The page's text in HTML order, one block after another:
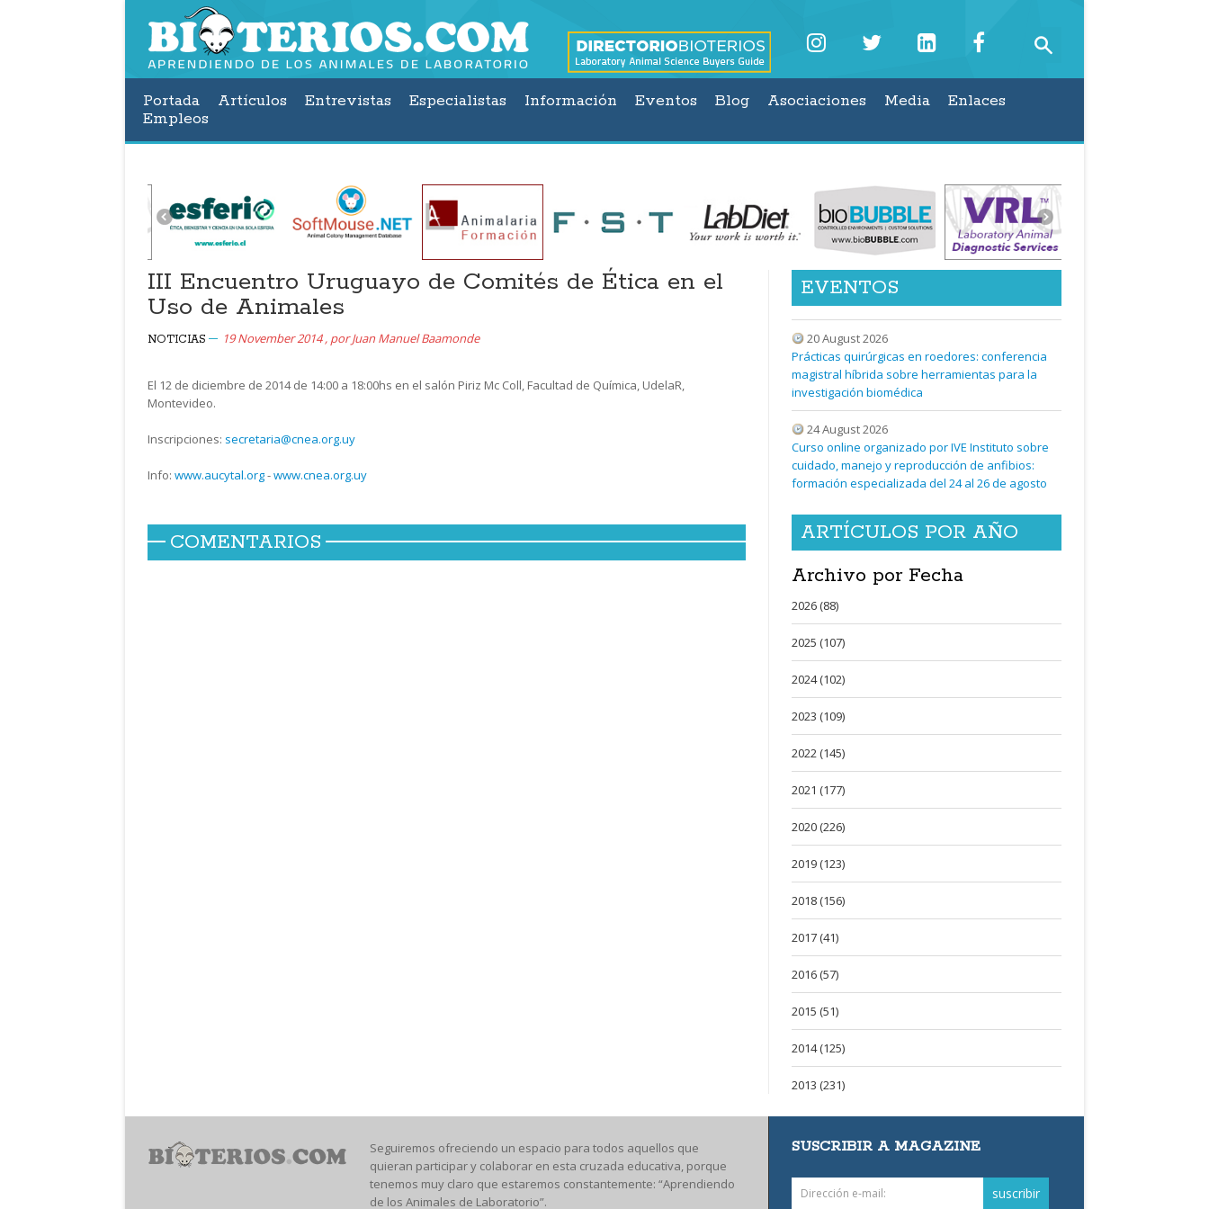
Portada Artículos Entrevistas Especialistas Información Eventos Blog Asociaciones Media
Enlaces
Empleos
III Encuentro Uruguayo de Comités de Ética en el
Uso de Animales
NOTICIAS 19 November 2014 , porJuan Manuel Baamonde
El 12 de diciembre de 2014 de 14:00 a 18:00hs en el salón Piriz Mc Coll, Facultad de Química, UdelaR,
Montevideo.
Inscripciones: secretaria@cnea.org.uy
Info: www.aucytal.org-www.cnea.org.uy
COMENTARIOS
EVENTOS
20 August 2026
Prácticas quirúrgicas en roedores: conferencia
magistral híbrida sobre herramientas para la
investigación biomédica
24 August 2026
Curso online organizado por IVE Instituto sobre
cuidado, manejo y reproducción de anfibios:
formación especializada del 24 al 26 de agosto
ARTÍCULOS POR AÑO
Archivo por Fecha
2026 (88)
2025 (107)
2024 (102)
2023 (109)
2022 (145)
2021 (177)
2020 (226)
2019 (123)
2018 (156)
2017 (41)
2016 (57)
2015 (51)
2014 (125)
2013 (231)
Seguiremos ofreciendo un espacio para todos aquellos que
quieran participar y colaborar en esta cruzada educativa, porque
tenemos muy claro que estaremos constantemente: “Aprendiendo
de los Animales de Laboratorio”.
SUSCRIBIR A MAGAZINE